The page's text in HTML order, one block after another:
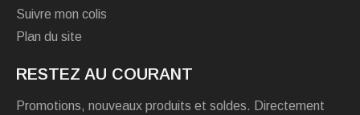
Suivre mon colis
Plan du site
RESTEZ AU COURANT
Promotions, nouveaux produits et soldes. Directement